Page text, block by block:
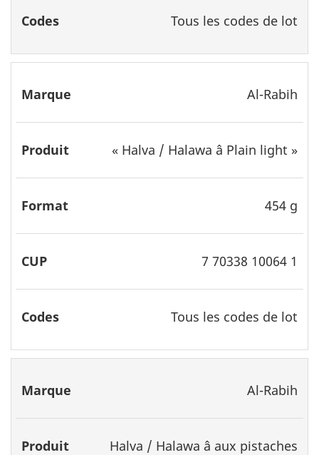
Tous les codes de lot
Al-Rabih
« Halva / Halawa â Plain light »
454 g
7 70338 10064 1
Tous les codes de lot
Al-Rabih
Halva / Halawa â aux pistaches